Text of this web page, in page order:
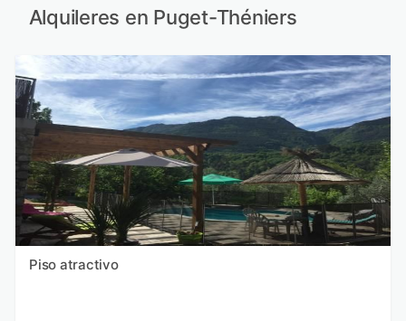
Alquileres en Puget-Théniers
Piso atractivo